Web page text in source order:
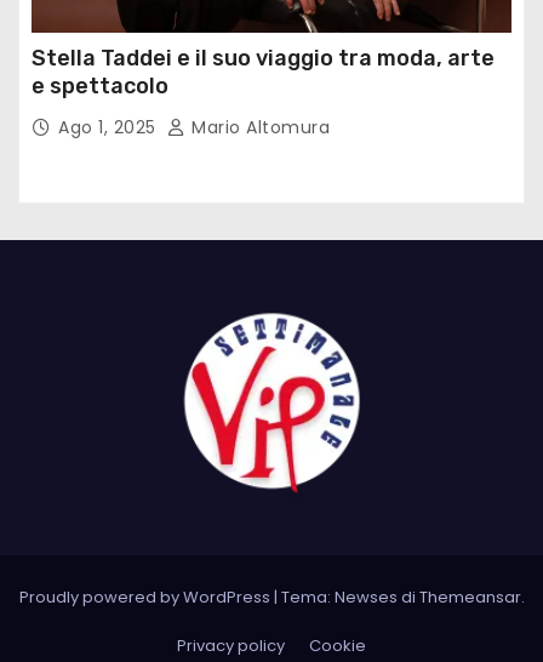
Stella Taddei e il suo viaggio tra moda, arte
e spettacolo
Ago 1, 2025 Mario Altomura
Proudly powered by WordPress | Tema: Newses di Themeansar.
Privacy policy Cookie